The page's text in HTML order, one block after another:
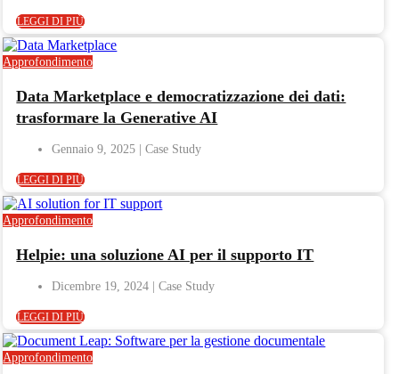
LEGGI DI PIÙ
Approfondimento
Data Marketplace e democratizzazione dei dati:
trasformare la Generative AI
Gennaio 9, 2025
LEGGI DI PIÙ
Approfondimento
Helpie: una soluzione AI per il supporto IT
Dicembre 19, 2024
LEGGI DI PIÙ
Approfondimento